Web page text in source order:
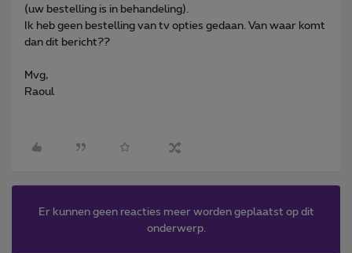
(uw bestelling is in behandeling).
Ik heb geen bestelling van tv opties gedaan. Van waar komt
dan dit bericht??
Mvg,
Raoul
Er kunnen geen reacties meer worden geplaatst op dit
onderwerp.